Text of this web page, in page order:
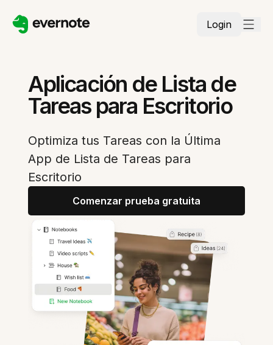
Login
Aplicación de Lista de
Tareas para Escritorio
Optimiza tus Tareas con la Última
App de Lista de Tareas para
Escritorio
Comenzar prueba gratuita